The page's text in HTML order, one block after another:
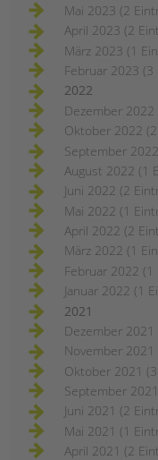
Mai 2023 (2
April 2023 (2
März 2023 (1
Februar 2023 (3
2022
Dezember 2022
Oktober 2022
September
August 2022 (1
Juni 2022 (2
Mai 2022 (1
April 2022 (2
März 2022 (1
Februar 2022 (1
Januar 2022 (1
2021
Dezember 2021
November 2021
Oktober 2021
September
Juni 2021 (2
Mai 2021 (1
April 2021 (2